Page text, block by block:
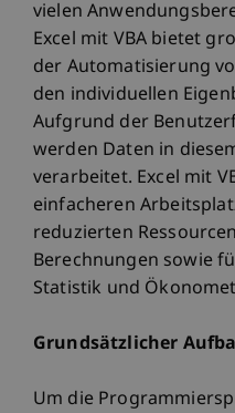
vielen
Excel mit VBA bietet
der Automatisierung
den individuellen
Aufgrund der
werden Daten in
verarbeitet. Excel mit
einfacheren
reduzierten
Berechnungen sowie
Statistik und
Grundsätzlicher
Um die